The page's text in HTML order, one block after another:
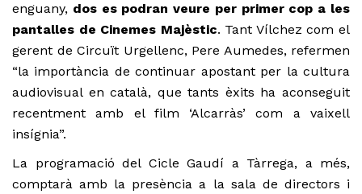
enguany, dos es podran veure per primer cop a les
pantalles de Cinemes Majèstic. Tant Vílchez com el
gerent de Circuït Urgellenc, Pere Aumedes, refermen
“la importància de continuar apostant per la cultura
audiovisual en català, que tants èxits ha aconseguit
recentment amb el film ‘Alcarràs’ com a vaixell
insígnia”.
La programació del Cicle Gaudí a Tàrrega, a més,
comptarà amb la presència a la sala de directors i